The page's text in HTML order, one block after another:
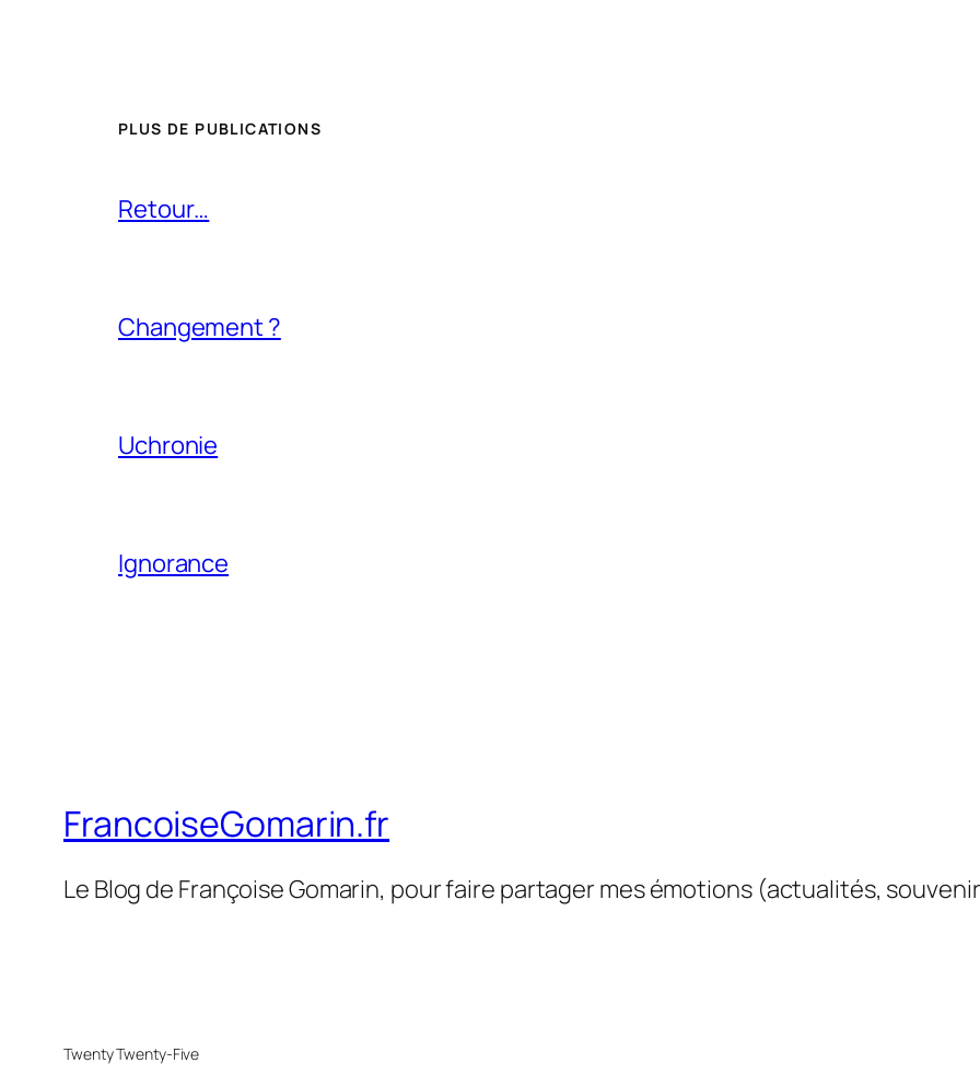
PLUS DE PUBLICATIONS
Retour…
Changement ?
Uchronie
Ignorance
FrancoiseGomarin.fr
Le Blog de Françoise Gomarin, pour faire partager mes émotions (actualités,
Twenty Twenty-Five